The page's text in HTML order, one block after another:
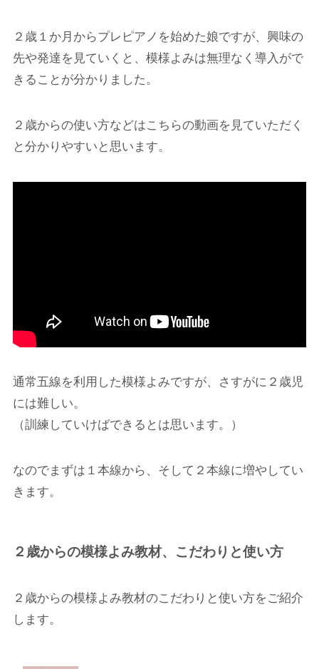
２歳１か月からプレピアノを始めた娘ですが、 興味の
先や発達を見ていくと、模様よ みは無理なく導入がで
きることが分かりました。
２歳からの使い方などはこちらの動画を見ていただく
と分かりやすいと思います。
通常五線を利用した模様よみですが、さすがに２歳児
には難しい。
（訓練していけばできるとは思います。）
なのでまずは１本線から、そして２本線に増やしてい
きます。
２歳からの模様よみ教材、こだわりと使い方
２歳からの模様よみ教材のこだわりと使い方をご紹介
します。